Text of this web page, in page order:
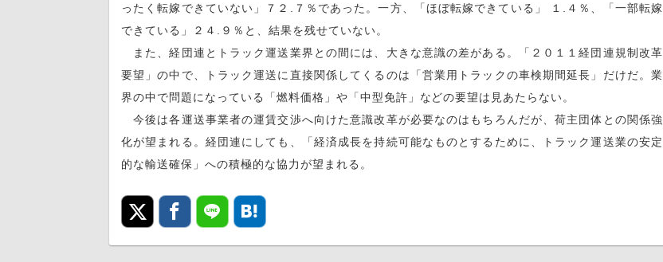
ったく転嫁できていない」７２.７％であった。一方、「ほぼ転嫁できている」 １.４％、「一部転嫁
できている」２４.９％と、結果を残せていない。
また、経団連とトラック運送業界との間には、大きな意識の差がある。「２０１１経団連規制改革
要望」の中で、トラック運送に直接関係してくるのは「営業用トラックの車検期間延長」だけだ。業
界の中で問題になっている「燃料価格」や「中型免許」などの要望は見あたらない。
今後は各運送事業者の運賃交渉へ向けた意識改革が必要なのはもちろんだが、荷主団体との関係強
化が望まれる。経団連にしても、「経済成長を持続可能なものとするために、トラック運送業の安定
的な輸送確保」への積極的な協力が望まれる。